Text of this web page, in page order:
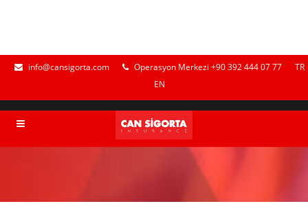
info@cansigorta.com Operasyon Merkezi +90 392 444 07 77
TR
EN